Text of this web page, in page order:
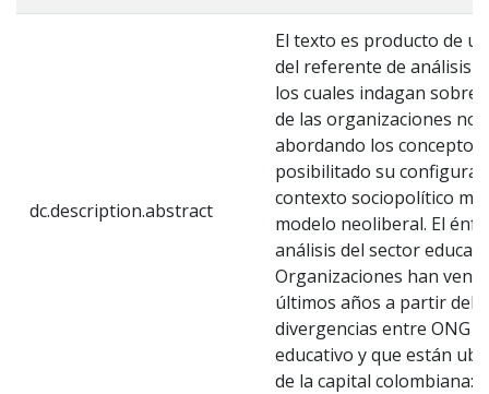
dc.description.abstract
El texto es producto de
del referente de análisis
los cuales indagan
de las organizaciones no
abordando los conceptos
posibilitado su
contexto sociopolítico
modelo neoliberal. El
análisis del sector
Organizaciones han
últimos años a partir del
divergencias entre ONG
educativo y que están
de la capital colombiana: